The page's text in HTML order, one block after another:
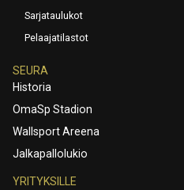
Sarjataulukot
Pelaajatilastot
SEURA
Historia
OmaSp Stadion
Wallsport Areena
Jalkapallolukio
YRITYKSILLE